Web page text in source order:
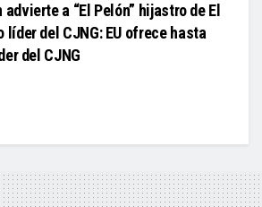
a “El Pelón” hijastro de El
líder del CJNG: EU ofrece hasta
del CJNG